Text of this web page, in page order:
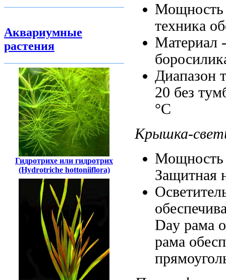
Аквариумные
растения
Гидротрихе или гидротрих
(Hydrotriche hottoniiflora)
техника
Материал
Диапазон
20 без
°C
Крышка-
Защитная
Day рама
рама